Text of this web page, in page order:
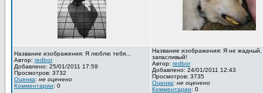
Название изображения: Я люблю тебя...
Автор: redbor
Добавлено: 25/01/2011 17:59
Просмотров: 3732
Оценка: не оценено
Комментарии: 0
Название изображения: Я не жадный,
запасливый!
Автор: redbor
Добавлено: 24/01/2011 12:43
Просмотров: 3735
Оценка: не оценено
Комментарии: 0